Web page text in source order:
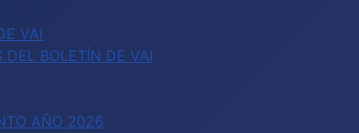
VAI
DEL BOLETÍN DE VAI
AÑO 2026